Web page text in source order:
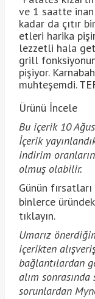
ve 1 saatte
kadar da çıtır
etleri harika
lezzetli hala
grill
pişiyor.
muhteşemdi.
Ürünü İncele
Bu içerik 10
İçerik
indirim
olmuş olabilir.
Günün
binlerce
tıklayın.
Umarız
içerikten
bağlantılardan
alım
sorunlardan